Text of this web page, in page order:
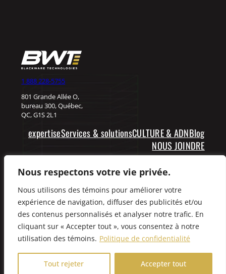
Nous respectons votre vie privée.
Nous utilisons des témoins pour améliorer votre
expérience de navigation, diffuser des publicités et/ou
des contenus personnalisés et analyser notre trafic. En
cliquant sur « Accepter tout », vous consentez à notre
utilisation des témoins. Politique de confidentialité
Tout rejeter Accepter tout
1 888 228-5755
801 Grande Allée O,
bureau 300, Québec,
QC, G1S 2L1
expertiseServices & solutionsCULTURE & ADNBlog
NOUS JOINDRE
Facebook LinkedIn
@ 2023 BLACKWARE TECHNOLOGIES, tous droits réservés.